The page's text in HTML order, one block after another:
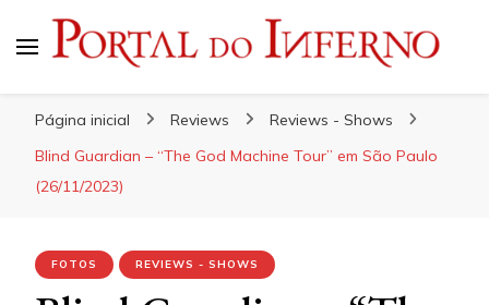
Página inicial Reviews
Reviews - Shows
Blind Guardian – “The God Machine Tour” em São Paulo
(26/11/2023)
FOTOS REVIEWS - SHOWS